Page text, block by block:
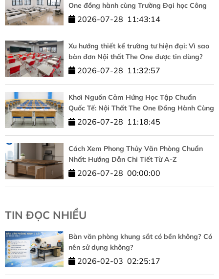
One đồng hành cùng Trường Đại học Công
nghệ – ĐHQGHN
2026-07-28 11:43:14
Xu hướng thiết kế trường tư hiện đại: Vì sao
bàn đơn Nội thất The One được tin dùng?
2026-07-28 11:32:57
Khơi Nguồn Cảm Hứng Học Tập Chuẩn
Quốc Tế: Nội Thất The One Đồng Hành Cùng
HUFLIT
2026-07-28 11:18:45
Cách Xem Phong Thủy Văn Phòng Chuẩn
Nhất: Hướng Dẫn Chi Tiết Từ A-Z
2026-07-28 00:00:00
TIN ĐỌC NHIỀU
Bàn văn phòng khung sắt có bền không? Có
nên sử dụng không?
2026-02-03 02:25:17